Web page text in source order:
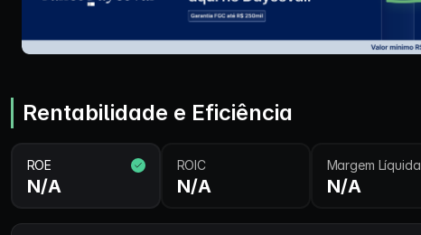
Rentabilidade e Eficiência
ROE
N/A
ROIC
N/A
Margem Líquida
N/A